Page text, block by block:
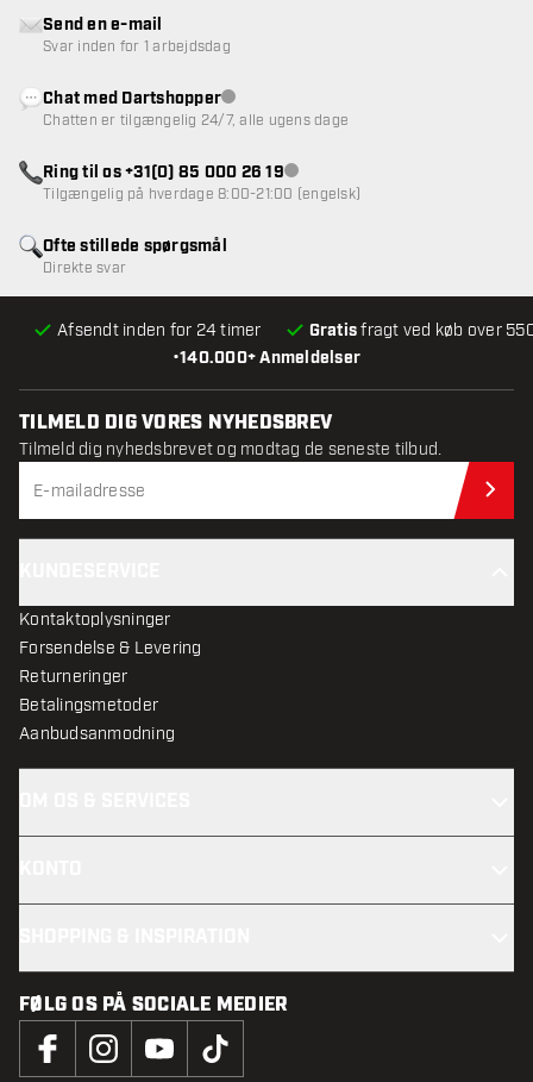
•140.000+ Anmeldelser
Afsendt inden for 24 timer Gratisfragt ved køb over
Ofte stillede spørgsmål
Direkte svar
Send en e-mail
Svar inden for 1 arbejdsdag
Chat med DartshopperKundeservice ikke tilgængelig
Chatten er tilgængelig 24/7, alle ugens dage
Ring til os +31(0) 85 000 26 19Kundeservice ikke tilgængelig
Tilgængelig på hverdage 8:00-21:00 (engelsk)
TILMELD DIG VORES NYHEDSBREV
Tilmeld dig nyhedsbrevet og modtag de seneste tilbud.
Kontaktoplysninger
Forsendelse & Levering
Returneringer
Betalingsmetoder
Aanbudsanmodning
FØLG OS PÅ SOCIALE MEDIER